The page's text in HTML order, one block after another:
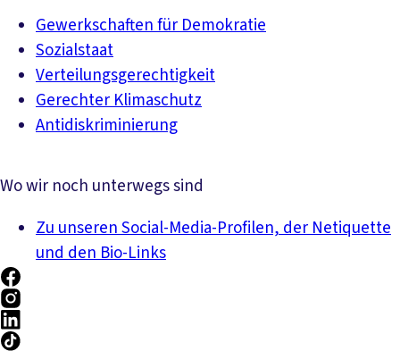
Gewerkschaften für Demokratie
Sozialstaat
Verteilungsgerechtigkeit
Gerechter Klimaschutz
Antidiskriminierung
Wo wir noch unterwegs sind
Zu unseren Social-Media-Profilen, der Netiquette
und den Bio-Links